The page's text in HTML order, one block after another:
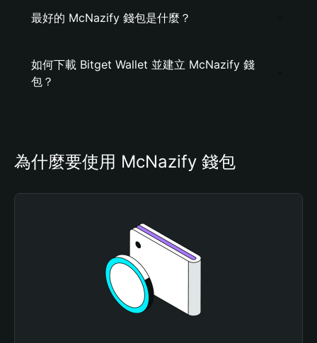
最好的 McNazify 錢包是什麼？
如何下載 Bitget Wallet 並建立 McNazify 錢
包？
為什麼要使用 McNazify 錢包